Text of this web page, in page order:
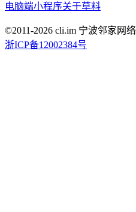
电脑端小程序关于草料
©2011-2026 cli.im 宁波邻家网
浙ICP备12002384号